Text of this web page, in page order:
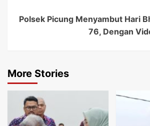
Polsek Picung Menyambut Hari
76, Dengan
More Stories